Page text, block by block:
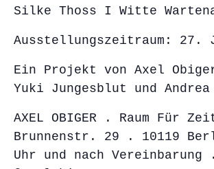
Silke Thoss I Witte
Ausstellungszeitraum:
Ein Projekt von Axel
Yuki Jungesblut und
AXEL OBIGER . Raum Für
Brunnenstr. 29 . 10119
Uhr und nach